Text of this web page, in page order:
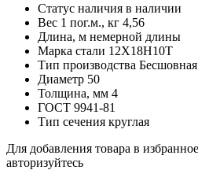
Статус наличия в наличии
Вес 1 пог.м., кг 4,56
Длина, м немерной длины
Марка стали 12Х18Н10Т
Тип производства Бесшовная
Диаметр 50
Толщина, мм 4
ГОСТ 9941-81
Тип сечения круглая
Для добавления товара в
авторизуйтесь